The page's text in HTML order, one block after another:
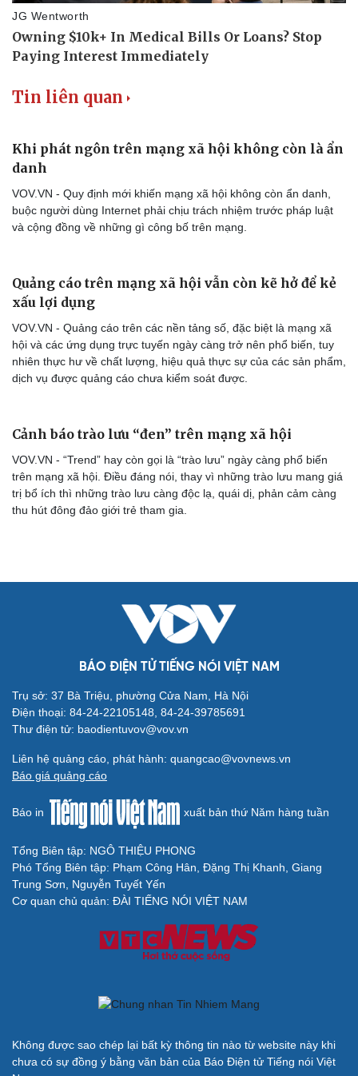
Cải chính
Tin liên quan
Khi phát ngôn trên mạng xã hội không còn là ẩn
danh
VOV.VN - Quy định mới khiến mạng xã hội không còn ẩn danh,
buộc người dùng Internet phải chịu trách nhiệm trước pháp luật
Quảng cáo trên mạng xã hội vẫn còn kẽ hở để kẻ
xấu lợi dụng
VOV.VN - Quảng cáo trên các nền tảng số, đặc biệt là mạng xã
hội và các ứng dụng trực tuyến ngày càng trở nên phổ biến, tuy
Cảnh báo trào lưu “đen” trên mạng xã hội
VOV.VN - “Trend” hay còn gọi là “trào lưu” ngày càng phổ biến
trên mạng xã hội. Điều đáng nói, thay vì những trào lưu mang giá
trị bổ ích thì những trào lưu càng độc lạ, quái dị, phản cảm càng
Trụ sở: 37 Bà Triệu, phường Cửa Nam, Hà Nội
Điện thoại: 84-24-22105148, 84-24-39785691
Thư điện tử: baodientuvov@vov.vn
Liên hệ quảng cáo, phát hành: quangcao@vovnews.vn
Báo giá quảng cáo
Phó Tổng Biên tập: Phạm Công Hân, Đặng Thị Khanh, Giang
Trung Sơn, Nguyễn Tuyết Yến
Cơ quan chủ quản: ĐÀI TIẾNG NÓI VIỆT NAM